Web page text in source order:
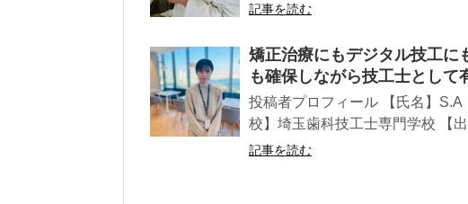
記事を読む
矯正治療にもデジタル技工に
も確保しながら技工士とし
投稿者プロフィール 【氏名】
校】埼玉歯科技工士専門学校 【
記事を読む